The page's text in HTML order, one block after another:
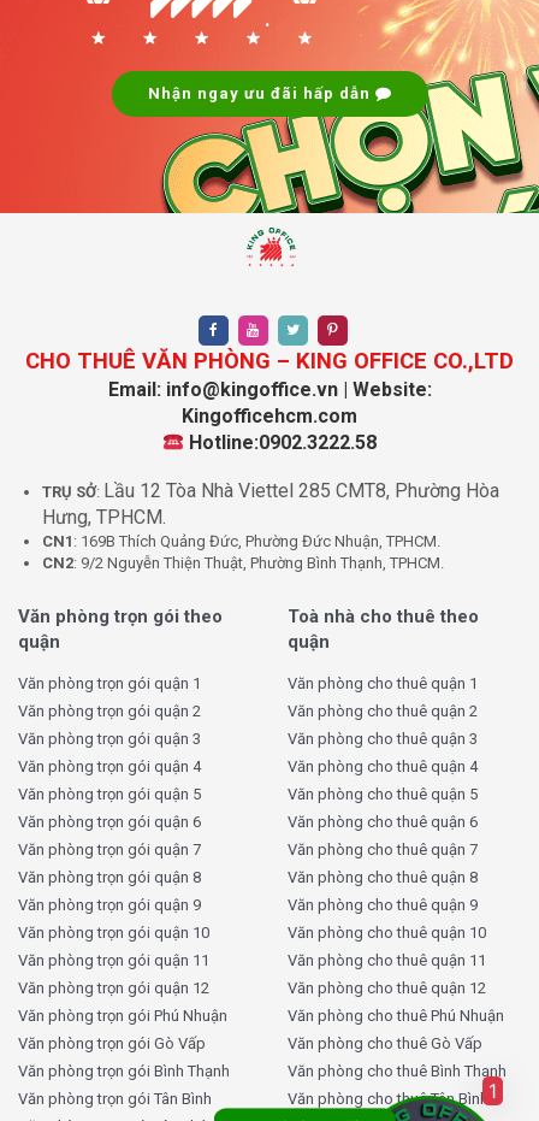
.
Nhận ngay ưu đãi hấp dẫn
CHO THUÊ VĂN PHÒNG – KING OFFICE CO.,LTD
Email: info@kingoffice.vn | Website:
Kingofficehcm.com
Hotline:0902.3222.58
TRỤ SỞ: Lầu 12 Tòa Nhà Viettel 285 CMT8, Phường Hòa
Hưng, TPHCM.
CN1 : 169B Thích Quảng Đức, Phường Đức Nhuận, TPHCM.
CN2: 9/2 Nguyễn Thiện Thuật, Phường Bình Thạnh, TPHCM.
Văn phòng trọn gói theo
quận
Văn phòng trọn gói quận 1
Văn phòng trọn gói quận 2
Văn phòng trọn gói quận 3
Văn phòng trọn gói quận 4
Văn phòng trọn gói quận 5
Văn phòng trọn gói quận 6
Văn phòng trọn gói quận 7
Văn phòng trọn gói quận 8
Văn phòng trọn gói quận 9
Văn phòng trọn gói quận 10
Văn phòng trọn gói quận 11
Văn phòng trọn gói quận 12
Văn phòng trọn gói Phú Nhuận
Văn phòng trọn gói Gò Vấp
Văn phòng trọn gói Bình Thạnh
Văn phòng trọn gói Tân Bình
Toà nhà cho thuê theo
quận
Văn phòng cho thuê quận 1
Văn phòng cho thuê quận 2
Văn phòng cho thuê quận 3
Văn phòng cho thuê quận 4
Văn phòng cho thuê quận 5
Văn phòng cho thuê quận 6
Văn phòng cho thuê quận 7
Văn phòng cho thuê quận 8
Văn phòng cho thuê quận 9
Văn phòng cho thuê quận 10
Văn phòng cho thuê quận 11
Văn phòng cho thuê quận 12
Văn phòng cho thuê Phú Nhuận
Văn phòng cho thuê Gò Vấp
Văn phòng cho thuê Bình Thạnh
Văn phòng cho thuê Tân Bình 1